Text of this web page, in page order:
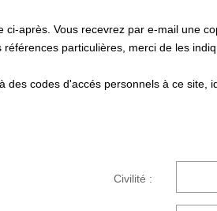
ci-après. Vous recevrez par e-mail une
particulières, merci de les
des codes d'accés personnels à ce site,
Civilité :